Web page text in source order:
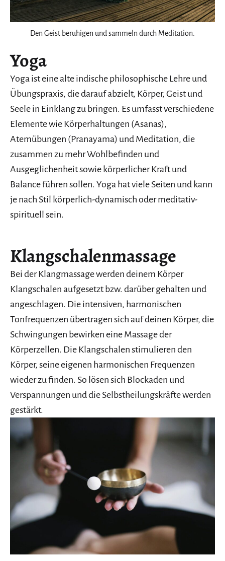
Den Geist beruhigen und sammeln durch Meditation.
Yoga
Yoga ist eine alte indische philosophische Lehre und
Übungspraxis, die darauf abzielt, Körper, Geist und
Seele in Einklang zu bringen. Es umfasst verschiedene
Elemente wie Körperhaltungen (Asanas),
Atemübungen (Pranayama) und Meditation, die
zusammen zu mehr Wohlbefinden und
Ausgeglichenheit sowie körperlicher Kraft und
Balance führen sollen. Yoga hat viele Seiten und kann
je nach Stil körperlich-dynamisch oder meditativ-
spirituell sein.
Klangschalenmassage
Bei der Klangmassage werden deinem Körper
Klangschalen aufgesetzt bzw. darüber gehalten und
angeschlagen. Die intensiven, harmonischen
Tonfrequenzen übertragen sich auf deinen Körper, die
Schwingungen bewirken eine Massage der
Körperzellen. Die Klangschalen stimulieren den
Körper, seine eigenen harmonischen Frequenzen
wieder zu finden. So lösen sich Blockaden und
Verspannungen und die Selbstheilungskräfte werden
gestärkt.